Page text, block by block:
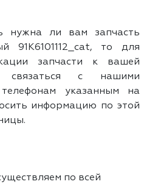
нужна ли вам запчасть
91K6101112_cat, то для
запчасти к вашей
связаться с нашими
указанным на
информацию по этой
по всей